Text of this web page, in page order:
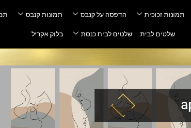
תמונות זכוכית הדפסה על קנבס תמונות קנבס
שלטים לבית
שלטים לבית כנסת בלוק אקריל